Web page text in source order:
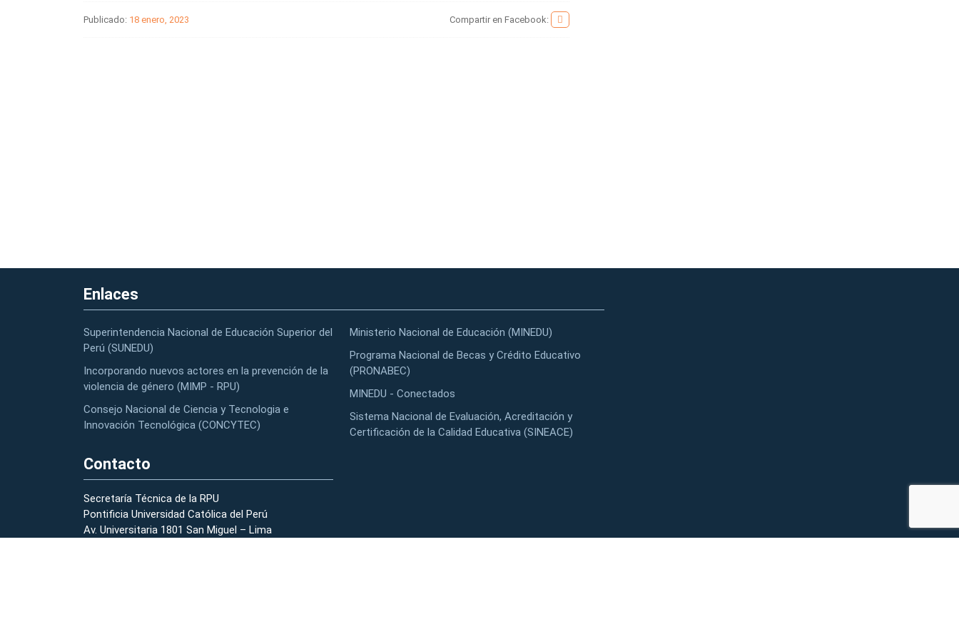
Publicado: 18 enero, 2023 Compartir en Facebook:
Enlaces
Superintendencia Nacional de Educación Superior del
Perú (SUNEDU)
Incorporando nuevos actores en la prevención de la
violencia de género (MIMP - RPU)
Consejo Nacional de Ciencia y Tecnologia e
Innovación Tecnológica (CONCYTEC)
Ministerio Nacional de Educación (MINEDU)
Programa Nacional de Becas y Crédito Educativo
(PRONABEC)
MINEDU - Conectados
Sistema Nacional de Evaluación, Acreditación y
Certificación de la Calidad Educativa (SINEACE)
Contacto
Secretaría Técnica de la RPU
Pontificia Universidad Católica del Perú
Av. Universitaria 1801 San Miguel – Lima